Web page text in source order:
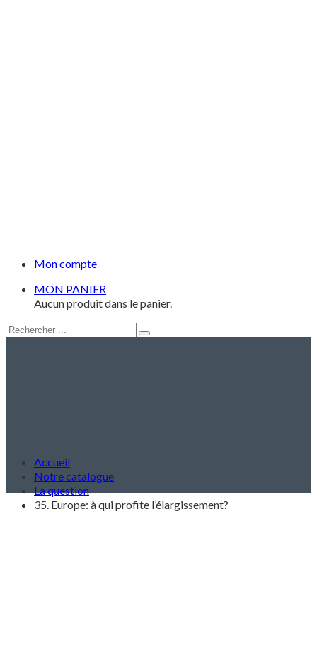
Mon compte
MON PANIER
Aucun produit dans le panier.
Accueil
Notre catalogue
La question
35. Europe: à qui profite l’élargissement?